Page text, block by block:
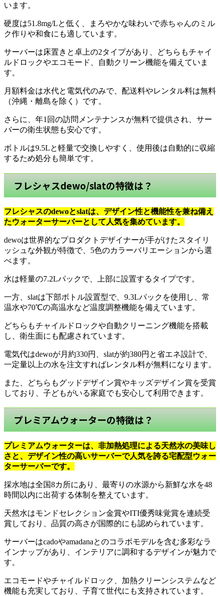
います。
硬度は51.8mg/Lと低く、まろやかな味わいで赤ちゃんのミル
ク作りや和食にも適しています。
サーバーは床置きと卓上の2タイプがあり、どちらもチャイ
ルドロックやエコモード、自動クリーン機能を備えていま
す。
月額料金は水代と電気代のみで、配送料やレンタル料は無料
（沖縄・離島を除く）です。
さらに、年1回の訪問メンテナンスが無料で提供され、サー
バーの衛生状態も安心です。
ボトルは9.5Lと軽量で交換しやすく、使用後は自動的に収縮
するため処分も簡単です。
フレシャスdewo/slatの特徴は？
フレシャスのdewoとslatは、デザイン性と機能性を兼ね備え
たウォーターサーバーとして人気を集めています。
dewoは世界的なプロダクトデザイナーが手がけたスタイリ
ッシュな外観が特徴で、5色のカラーバリエーションから選
べます。
水は軽量の7.2Lパックで、上部に設置するタイプです。
一方、slatは下部ボトル設置型で、9.3Lパックを使用し、常
温水や70℃の高温水など温度調整機能を備えています。
どちらもチャイルドロックや自動クリーニング機能を搭載
し、衛生面にも配慮されています。
電気代はdewoが月約330円、slatが約380円と省エネ設計で、
一定量以上の水を注文すればレンタル料が無料になります。
また、どちらもグッドデザイン賞やキッズデザイン賞を受賞
しており、子どもがいる家庭でも安心して利用できます。
プレミアムウォーターの特徴は？
プレミアムウォーターは、非加熱処理による天然水の美味し
さと、デザイン性の高いサーバーで人気を誇る宅配型ウォー
ターサーバーです。
採水地は全国8カ所にあり、最寄りの水源から新鮮な水を48
時間以内に出荷する体制を整えています。
天然水はモンドセレクション金賞やITI優秀味覚賞を連続受
賞しており、品質の高さが国際的にも認められています。
サーバーはcadoやamadanaとのコラボモデルを含む多彩なラ
インナップがあり、インテリアに調和するデザインが魅力で
す。
エコモードやチャイルドロック、加熱クリーンシステムなど
機能も充実しており、子育て世代にも支持されています。